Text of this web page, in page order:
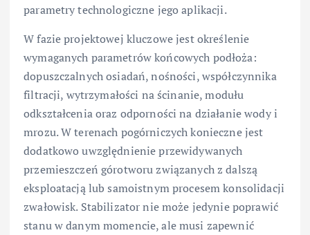
parametry technologiczne jego aplikacji.
W fazie projektowej kluczowe jest określenie
wymaganych parametrów końcowych podłoża:
dopuszczalnych osiadań, nośności, współczynnika
filtracji, wytrzymałości na ścinanie, modułu
odkształcenia oraz odporności na działanie wody i
mrozu. W terenach pogórniczych konieczne jest
dodatkowo uwzględnienie przewidywanych
przemieszczeń górotworu związanych z dalszą
eksploatacją lub samoistnym procesem konsolidacji
zwałowisk. Stabilizator nie może jedynie poprawić
stanu w danym momencie, ale musi zapewnić